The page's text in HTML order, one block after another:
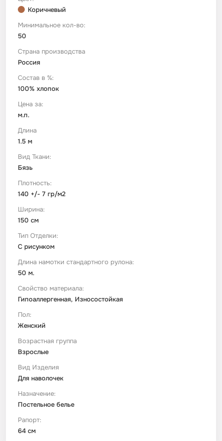
Коричневый
Минимальное кол-во:
50
Страна производства
Россия
Состав в %:
100% хлопок
Цена за:
м.п.
Длина
1.5 м
Вид Ткани:
Бязь
Плотность:
140 +/- 7 гр/м2
Ширина:
150 см
Тип Отделки:
С рисунком
Длина намотки стандартного рулона:
50 м.
Свойство материала:
Гипоаллергенная, Износостойкая
Пол:
Женский
Возрастная группа
Взрослые
Вид Изделия
Для наволочек
Назначение:
Постельное белье
Рапорт:
64 см
Футер
Шелк Армани
Штапель
Имитации материалов